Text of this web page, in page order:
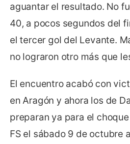
aguantar el resultado. No
40, a pocos segundos del
el tercer gol del Levante.
no lograron otro más que
El encuentro acabó con
en Aragón y ahora los de
preparan ya para el
FS el sábado 9 de octubre